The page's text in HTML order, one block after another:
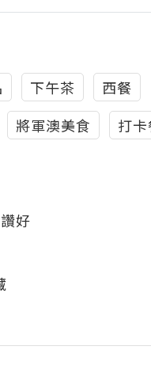
下午茶
西餐
將軍澳美食 打
好